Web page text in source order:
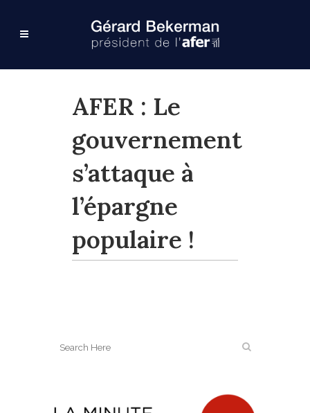
AFER : Le
gouvernement
s’attaque à
l’épargne
populaire !